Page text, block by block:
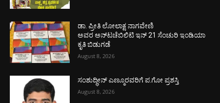
ಡಾ. ಪ್ರೀತಿ ಲೋಲಾಕ್ಷ ನಾಗವೇಣಿ
ಅವರ ಅನ್‌ಟಚೆಬಿಲಿಟಿ ಇನ್ 21 ಸೆಂಚುರಿ ಇಂಡಿಯಾ
ಕೃತಿ ಬಿಡುಗಡೆ
August 8, 2026
ಸಂಶುದ್ಧೀನ್ ಎಣ್ಮೂರವರಿಗೆ ಪ.ಗೋ ಪ್ರಶಸ್ತಿ
August 8, 2026